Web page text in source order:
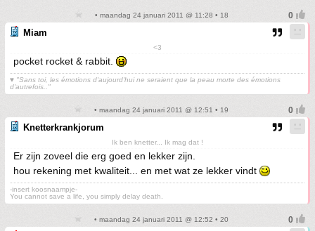
• maandag 24 januari 2011 @ 11:28 • 18
Miam
<3
pocket rocket & rabbit.
♥ "Sans toi, les émotions d'aujourd'hui ne seraient que la peau morte des émotions
d'autrefois.."
• maandag 24 januari 2011 @ 12:51 • 19
Knetterkrankjorum
Ik ben knetter... Ik mag dat !
Er zijn zoveel die erg goed en lekker zijn.
hou rekening met kwaliteit... en met wat ze lekker vindt
-insert koosnaampje-
You cannot save a life, you simply delay death.
• maandag 24 januari 2011 @ 12:52 • 20